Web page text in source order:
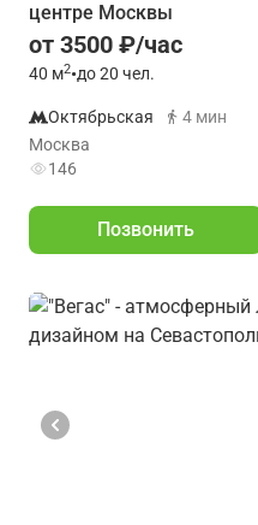
центре Москвы
от 3500 ₽/час
40 м2•до 20 чел.
Октябрьская
4 мин
Москва
146
Позвонить